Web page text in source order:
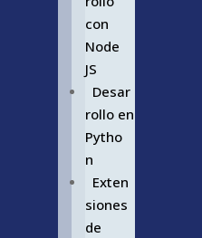
con
Node
JS
Desar
rollo en
Pytho
n
Exten
siones
de